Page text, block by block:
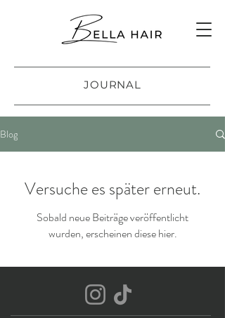
JOURNAL
Blog
Versuche es später erneut.
Sobald neue Beiträge veröffentlicht
wurden, erscheinen diese hier.